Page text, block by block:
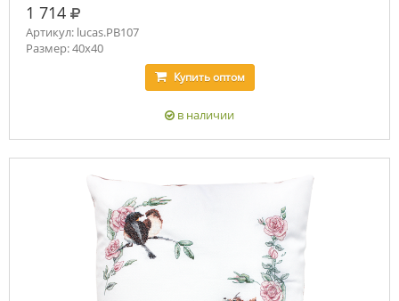
1 714 руб.
Артикул: lucas.PB107
Размер: 40x40
Купитьоптом
в наличии